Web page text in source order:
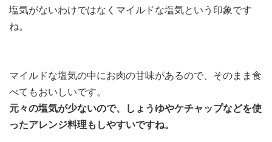
塩気がないわけではなくマイルドな塩気という印象です
ね。
マイルドな塩気の中にお肉の甘味があるので、そのまま食
べてもおいしいです。
元々の塩気が少ないので、しょうゆやケチャップなどを使
ったアレンジ料理もしやすいですね。